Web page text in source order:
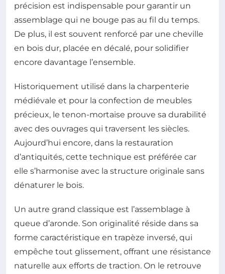
précision est indispensable pour garantir un
assemblage qui ne bouge pas au fil du temps.
De plus, il est souvent renforcé par une cheville
en bois dur, placée en décalé, pour solidifier
encore davantage l’ensemble.
Historiquement utilisé dans la charpenterie
médiévale et pour la confection de meubles
précieux, le tenon-mortaise prouve sa durabilité
avec des ouvrages qui traversent les siècles.
Aujourd’hui encore, dans la restauration
d’antiquités, cette technique est préférée car
elle s’harmonise avec la structure originale sans
dénaturer le bois.
Un autre grand classique est l’assemblage à
queue d’aronde. Son originalité réside dans sa
forme caractéristique en trapèze inversé, qui
empêche tout glissement, offrant une résistance
naturelle aux efforts de traction. On le retrouve